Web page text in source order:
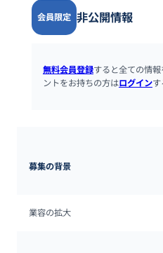
会員限定 非公開情報
無料会員登録すると全ての情
ントをお持ちの方はログインす
募集の背景
業容の拡大